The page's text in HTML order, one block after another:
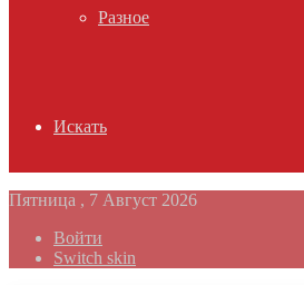
Разное
Искать
Пятница , 7 Август 2026
Войти
Switch skin